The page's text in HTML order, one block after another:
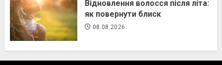
Відновлення волосся після літа:
як повернути блиск
08.08.2026